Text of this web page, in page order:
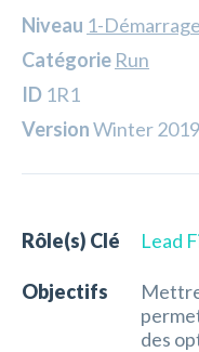
Niveau 1-Démarrage
Catégorie Run
ID 1R1
VersionWinter 2019
Rôle(s) Clé Lead
Objectifs
des